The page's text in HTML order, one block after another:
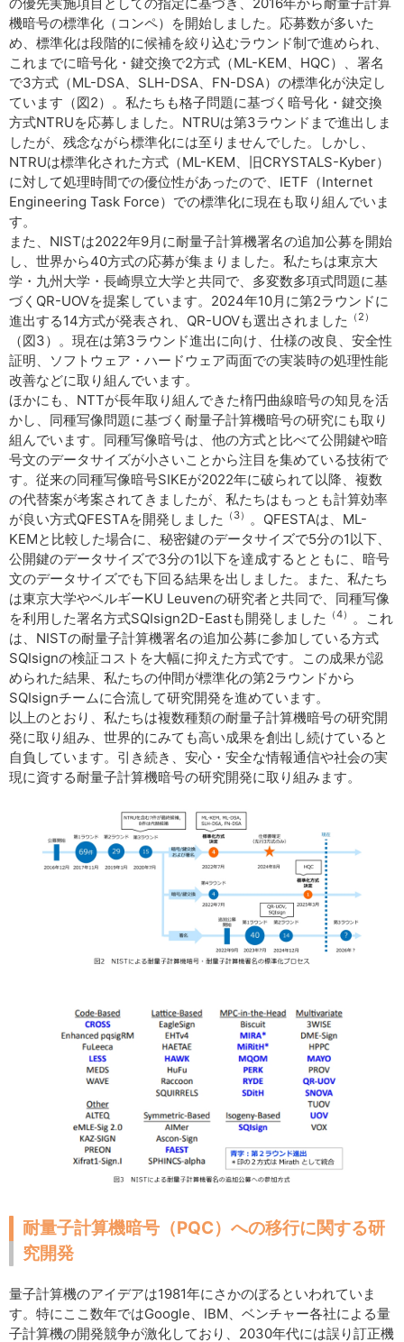
機暗号の標準化（コンペ）を開始しました。応募数が多いた
め、標準化は段階的に候補を絞り込むラウンド制で進められ、
これまでに暗号化・鍵交換で2方式（ML-KEM、HQC）、署名
で3方式（ML-DSA、SLH-DSA、FN-DSA）の標準化が決定し
ています（図2）。私たちも格子問題に基づく暗号化・鍵交換
方式NTRUを応募しました。NTRUは第3ラウンドまで進出しま
したが、残念ながら標準化には至りませんでした。しかし、
NTRUは標準化された方式（ML-KEM、旧CRYSTALS-Kyber）
に対して処理時間での優位性があったので、IETF（Internet
Engineering Task Force）での標準化に現在も取り組んでいま
す。
また、NISTは2022年9月に耐量子計算機署名の追加公募を開始
し、世界から40方式の応募が集まりました。私たちは東京大
学・九州大学・長崎県立大学と共同で、多変数多項式問題に基
づくQR-UOVを提案しています。2024年10月に第2ラウンドに
進出する14方式が発表され、QR-UOVも選出されました
（2）
（図3）。現在は第3ラウンド進出に向け、仕様の改良、安全性
証明、ソフトウェア・ハードウェア両面での実装時の処理性能
改善などに取り組んでいます。
ほかにも、NTTが長年取り組んできた楕円曲線暗号の知見を活
かし、同種写像問題に基づく耐量子計算機暗号の研究にも取り
組んでいます。同種写像暗号は、他の方式と比べて公開鍵や暗
号文のデータサイズが小さいことから注目を集めている技術で
す。従来の同種写像暗号SIKEが2022年に破られて以降、複数
の代替案が考案されてきましたが、私たちはもっとも計算効率
が良い方式QFESTAを開発しました
（3） 。QFESTAは、ML-
KEMと比較した場合に、秘密鍵のデータサイズで5分の1以下、
公開鍵のデータサイズで3分の1以下を達成するとともに、暗号
文のデータサイズでも下回る結果を出しました。また、私たち
は東京大学やベルギーKU Leuvenの研究者と共同で、同種写像
を利用した署名方式SQIsign2D-Eastも開発しました
（4） 。これ
は、NISTの耐量子計算機署名の追加公募に参加している方式
SQIsignの検証コストを大幅に抑えた方式です。この成果が認
められた結果、私たちの仲間が標準化の第2ラウンドから
SQIsignチームに合流して研究開発を進めています。
以上のとおり、私たちは複数種類の耐量子計算機暗号の研究開
発に取り組み、世界的にみても高い成果を創出し続けていると
自負しています。引き続き、安心・安全な情報通信や社会の実
現に資する耐量子計算機暗号の研究開発に取り組みます。
耐量子計算機暗号（PQC）への移行に関する研
究開発
量子計算機のアイデアは1981年にさかのぼるといわれていま
す。特にここ数年ではGoogle、IBM、ベンチャー各社による量
子計算機の開発競争が激化しており、2030年代には誤り訂正機